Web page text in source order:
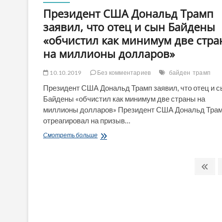
Президент США Дональд Трамп
заявил, что отец и сын Байдены
«обчистил как минимум две
на миллионы долларов»
10.10.2019 Без комментариев байден трамп
Президент США Дональд Трамп заявил, что отец и
Байдены «обчистил как минимум две страны на
миллионы долларов» Президент США Дональд
отреагировал на призыв…
Смотреть большеПрезидент